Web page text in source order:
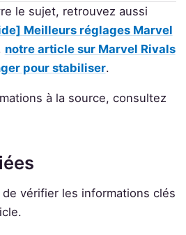
le sujet, retrouvez aussi
Meilleurs réglages Marvel
notre article sur Marvel Rivals
pour stabiliser.
à la source, consultez
vérifier les informations clés